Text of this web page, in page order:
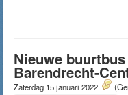
Nieuwe
Barendrecht-
Zaterdag 15 januari 2022